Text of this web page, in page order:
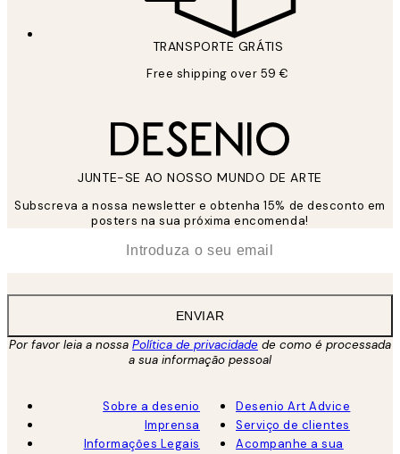
TRANSPORTE GRÁTIS
Free shipping over 59 €
JUNTE-SE AO NOSSO MUNDO DE ARTE
Subscreva a nossa newsletter e obtenha 15% de desconto em
posters na sua próxima encomenda!
ENVIAR
Por favor leia a nossa Política de privacidade de como é processada
a sua informação pessoal
Sobre a desenio
Imprensa
Informações Legais
Desenio Art Advice
Serviço de clientes
Acompanhe a sua